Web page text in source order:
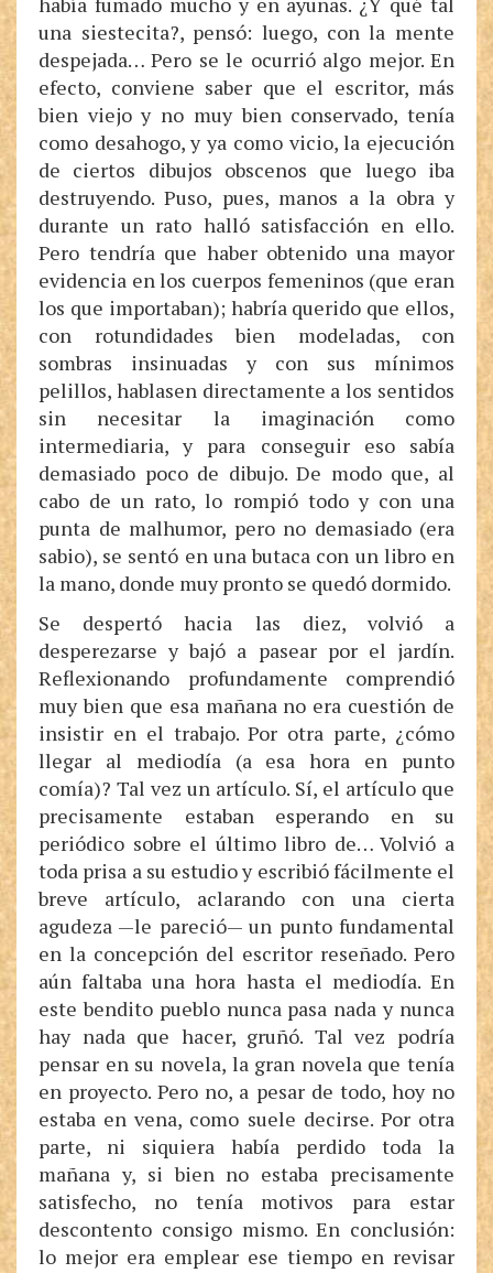
una siestecita?, pensó: luego, con la mente
despejada… Pero se le ocurrió algo mejor. En
efecto, conviene saber que el escritor, más
bien viejo y no muy bien conservado, tenía
como desahogo, y ya como vicio, la ejecución
de ciertos dibujos obscenos que luego iba
destruyendo. Puso, pues, manos a la obra y
durante un rato halló satisfacción en ello.
Pero tendría que haber obtenido una mayor
evidencia en los cuerpos femeninos (que eran
los que importaban); habría querido que ellos,
con rotundidades bien modeladas, con
sombras insinuadas y con sus mínimos
pelillos, hablasen directamente a los sentidos
sin necesitar la imaginación como
intermediaria, y para conseguir eso sabía
demasiado poco de dibujo. De modo que, al
cabo de un rato, lo rompió todo y con una
punta de malhumor, pero no demasiado (era
sabio), se sentó en una butaca con un libro en
la mano, donde muy pronto se quedó dormido.
Se despertó hacia las diez, volvió a
desperezarse y bajó a pasear por el jardín.
Reflexionando profundamente comprendió
muy bien que esa mañana no era cuestión de
insistir en el trabajo. Por otra parte, ¿cómo
llegar al mediodía (a esa hora en punto
comía)? Tal vez un artículo. Sí, el artículo que
precisamente estaban esperando en su
periódico sobre el último libro de… Volvió a
toda prisa a su estudio y escribió fácilmente el
breve artículo, aclarando con una cierta
agudeza —le pareció— un punto fundamental
en la concepción del escritor reseñado. Pero
aún faltaba una hora hasta el mediodía. En
este bendito pueblo nunca pasa nada y nunca
hay nada que hacer, gruñó. Tal vez podría
pensar en su novela, la gran novela que tenía
en proyecto. Pero no, a pesar de todo, hoy no
estaba en vena, como suele decirse. Por otra
parte, ni siquiera había perdido toda la
mañana y, si bien no estaba precisamente
satisfecho, no tenía motivos para estar
descontento consigo mismo. En conclusión:
lo mejor era emplear ese tiempo en revisar